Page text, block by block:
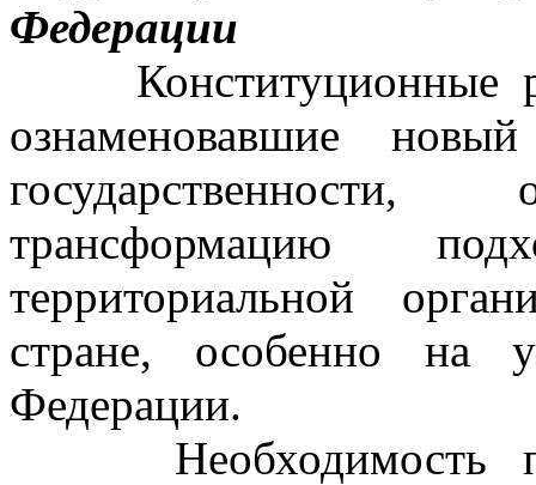
Федерации
Конституционные
ознаменовавшие
государственности,
трансформацию
территориальной
стране, особенно на
Федерации.
Необходимость